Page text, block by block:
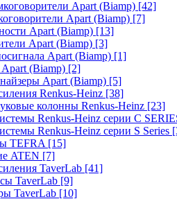
Apart (Biamp) [42]
Apart (Biamp) [7]
Apart (Biamp) [13]
Apart (Biamp) [3]
Apart (Biamp) [1]
(Biamp) [2]
Apart (Biamp) [5]
Renkus-Heinz [38]
колонны Renkus-Heinz [23]
Renkus-Heinz серии C
Renkus-Heinz серии S Series
TEFRA [15]
ATEN [7]
TaverLab [41]
TaverLab [9]
TaverLab [10]